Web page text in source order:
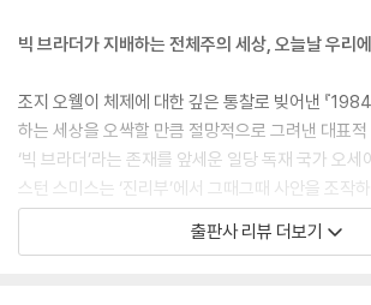
빅 브라더가 지배하는 전체주의 세상, 오늘날 우리
조지 오웰이 체제에 대한 깊은 통찰로 빚어낸 『
하는 세상을 오싹할 만큼 절망적으로 그려낸 대표
‘빅 브라더’라는 존재를 앞세운 일당 독재 국가 오
스턴 스미스는 ‘진리부’에서 그때그때 사안을 조작
개 부품으로 살아간다. 하지만 그는 역사와 진실을
권리를 사상죄와 이중사고 등의 족쇄에 채워 억압하
출판사 리뷰 더보기